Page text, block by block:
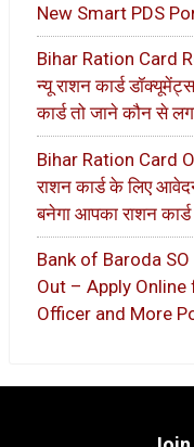
New Smart PDS
Bihar Ration Card
न्यू राशन कार्ड
कार्ड तो जाने कौन से
Bihar Ration Card
राशन कार्ड के लिए
बनेगा आपका राशन
Bank of Baroda
Out – Apply
Officer and More